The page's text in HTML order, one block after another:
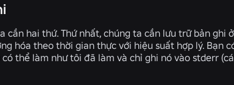
cần hai thứ. Thứ nhất, chúng ta cần lưu trữ bản ghi
hóa theo thời gian thực với hiệu suất hợp lý. Bạn
thể làm như tôi đã làm và chỉ ghi nó vào stderr